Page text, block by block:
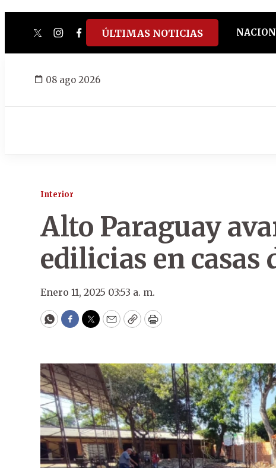
twitterinstagram
facebook
tiktokyoutube
spotify
ÚLTIMAS NOTICIAS
08 ago 2026
Interior
Alto Paraguay
edilicias en casas
Enero 11, 2025 03:53 a. m.
WhatsApp
Facebook
Twitter
EmailCopyPrint